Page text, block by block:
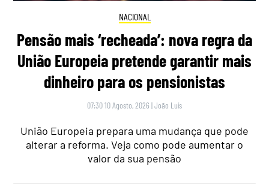
NACIONAL
Pensão mais ‘recheada’: nova regra da
União Europeia pretende garantir mais
dinheiro para os pensionistas
07:30 10 Agosto, 2026 |João Luís
União Europeia prepara uma mudança que pode
alterar a reforma. Veja como pode aumentar o
valor da sua pensão